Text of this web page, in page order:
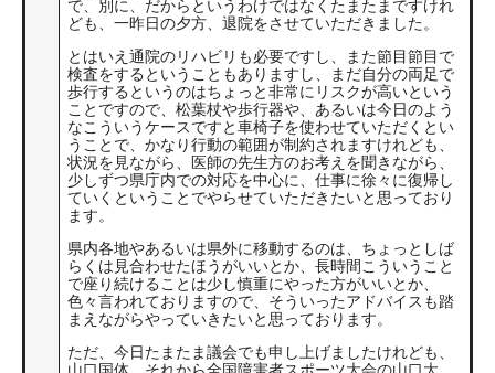
で、別に、だからというわけではなくたまたまですけれ
ども、一昨日の夕方、退院をさせていただきました。
とはいえ通院のリハビリも必要ですし、また節目節目で
検査をするということもありますし、まだ自分の両足で
歩行するというのはちょっと非常にリスクが高いという
ことですので、松葉杖や歩行器や、あるいは今日のよう
なこういうケースですと車椅子を使わせていただくとい
うことで、かなり行動の範囲が制約されますけれども、
状況を見ながら、医師の先生方のお考えを聞きながら、
少しずつ県庁内での対応を中心に、仕事に徐々に復帰し
ていくということでやらせていただきたいと思っており
ます。
県内各地やあるいは県外に移動するのは、ちょっとしば
らくは見合わせたほうがいいとか、長時間こういうこと
で座り続けることは少し慎重にやった方がいいとか、
色々言われておりますので、そういったアドバイスも踏
まえながらやっていきたいと思っております。
ただ、今日たまたま議会でも申し上げましたけれども、